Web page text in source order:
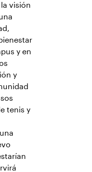
visión
y en
y
tenis y